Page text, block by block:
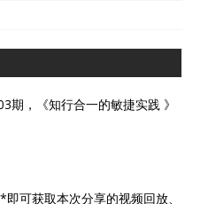
期，《知行合一的敏捷实践 》
可获取本次分享的视频回放、